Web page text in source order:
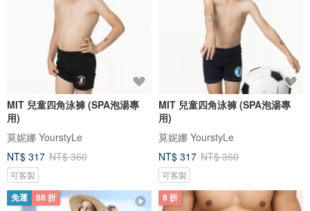
MIT 兒童四角泳褲 (SPA泡湯專
用)
莫妮娜 YourstyLe
NT$ 317 NT$ 360
可客製
MIT 兒童四角泳褲 (SPA泡湯專
用)
莫妮娜 YourstyLe
NT$ 317 NT$ 360
可客製
免運 88 折 8 折